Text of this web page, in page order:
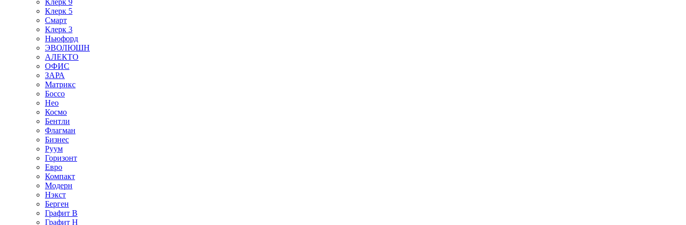
Клерк 9
Клерк 5
Смарт
Клерк 3
Ньюфорд
ЭВОЛЮШН
АЛЕКТО
ОФИС
ЗАРА
Матрикс
Боссо
Нео
Космо
Бентли
Флагман
Бизнес
Руум
Горизонт
Евро
Компакт
Модерн
Нэкст
Берген
Графит В
Графит Н